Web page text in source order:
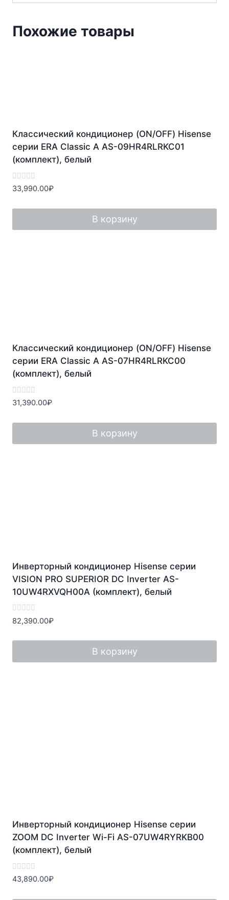
Похожие товары
Классический кондиционер (ON/OFF) Hisense
серии ERA Classic A AS-09HR4RLRKC01
(комплект), белый
Оценка
0
5
33,990.00₽
В корзину
Классический кондиционер (ON/OFF) Hisense
серии ERA Classic A AS-07HR4RLRKC00
(комплект), белый
Оценка
0
5
31,390.00₽
В корзину
Инверторный кондиционер Hisense серии
VISION PRO SUPERIOR DC Inverter AS-
10UW4RXVQH00A (комплект), белый
Оценка
0
5
82,390.00₽
В корзину
Инверторный кондиционер Hisense серии
ZOOM DC Inverter Wi-Fi AS-07UW4RYRKB00
(комплект), белый
Оценка
0
43,890.00₽